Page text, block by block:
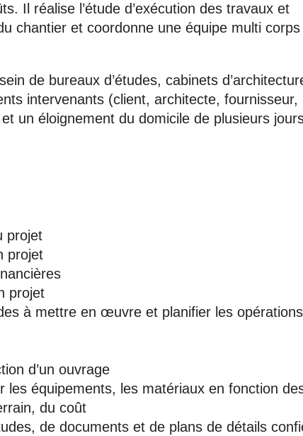
Il réalise l’étude d’exécution des travaux et
chantier et coordonne une équipe multi
de bureaux d’études, cabinets
intervenants (client, architecte,
un éloignement du domicile de plusieurs
projet
projet
projet
à mettre en œuvre et planifier les
d’un ouvrage
les équipements, les matériaux en fonction
du coût
de documents et de plans de détails